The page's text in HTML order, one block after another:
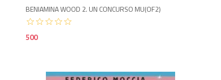
BENIAMINA WOOD 2. UN CONCURSO MU(OF2)
500